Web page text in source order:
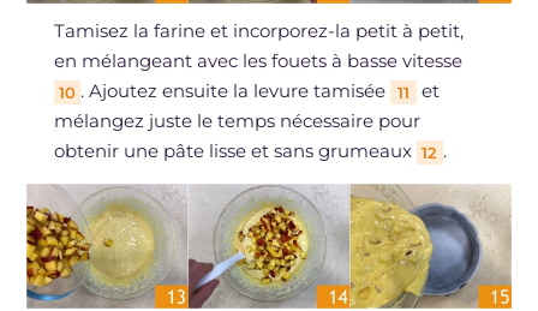
Tamisez la farine et incorporez-la petit à petit,
en mélangeant avec les fouets à basse vitesse
10 . Ajoutez ensuite la levure tamisée 11
et
mélangez juste le temps nécessaire pour
obtenir une pâte lisse et sans grumeaux 12 .